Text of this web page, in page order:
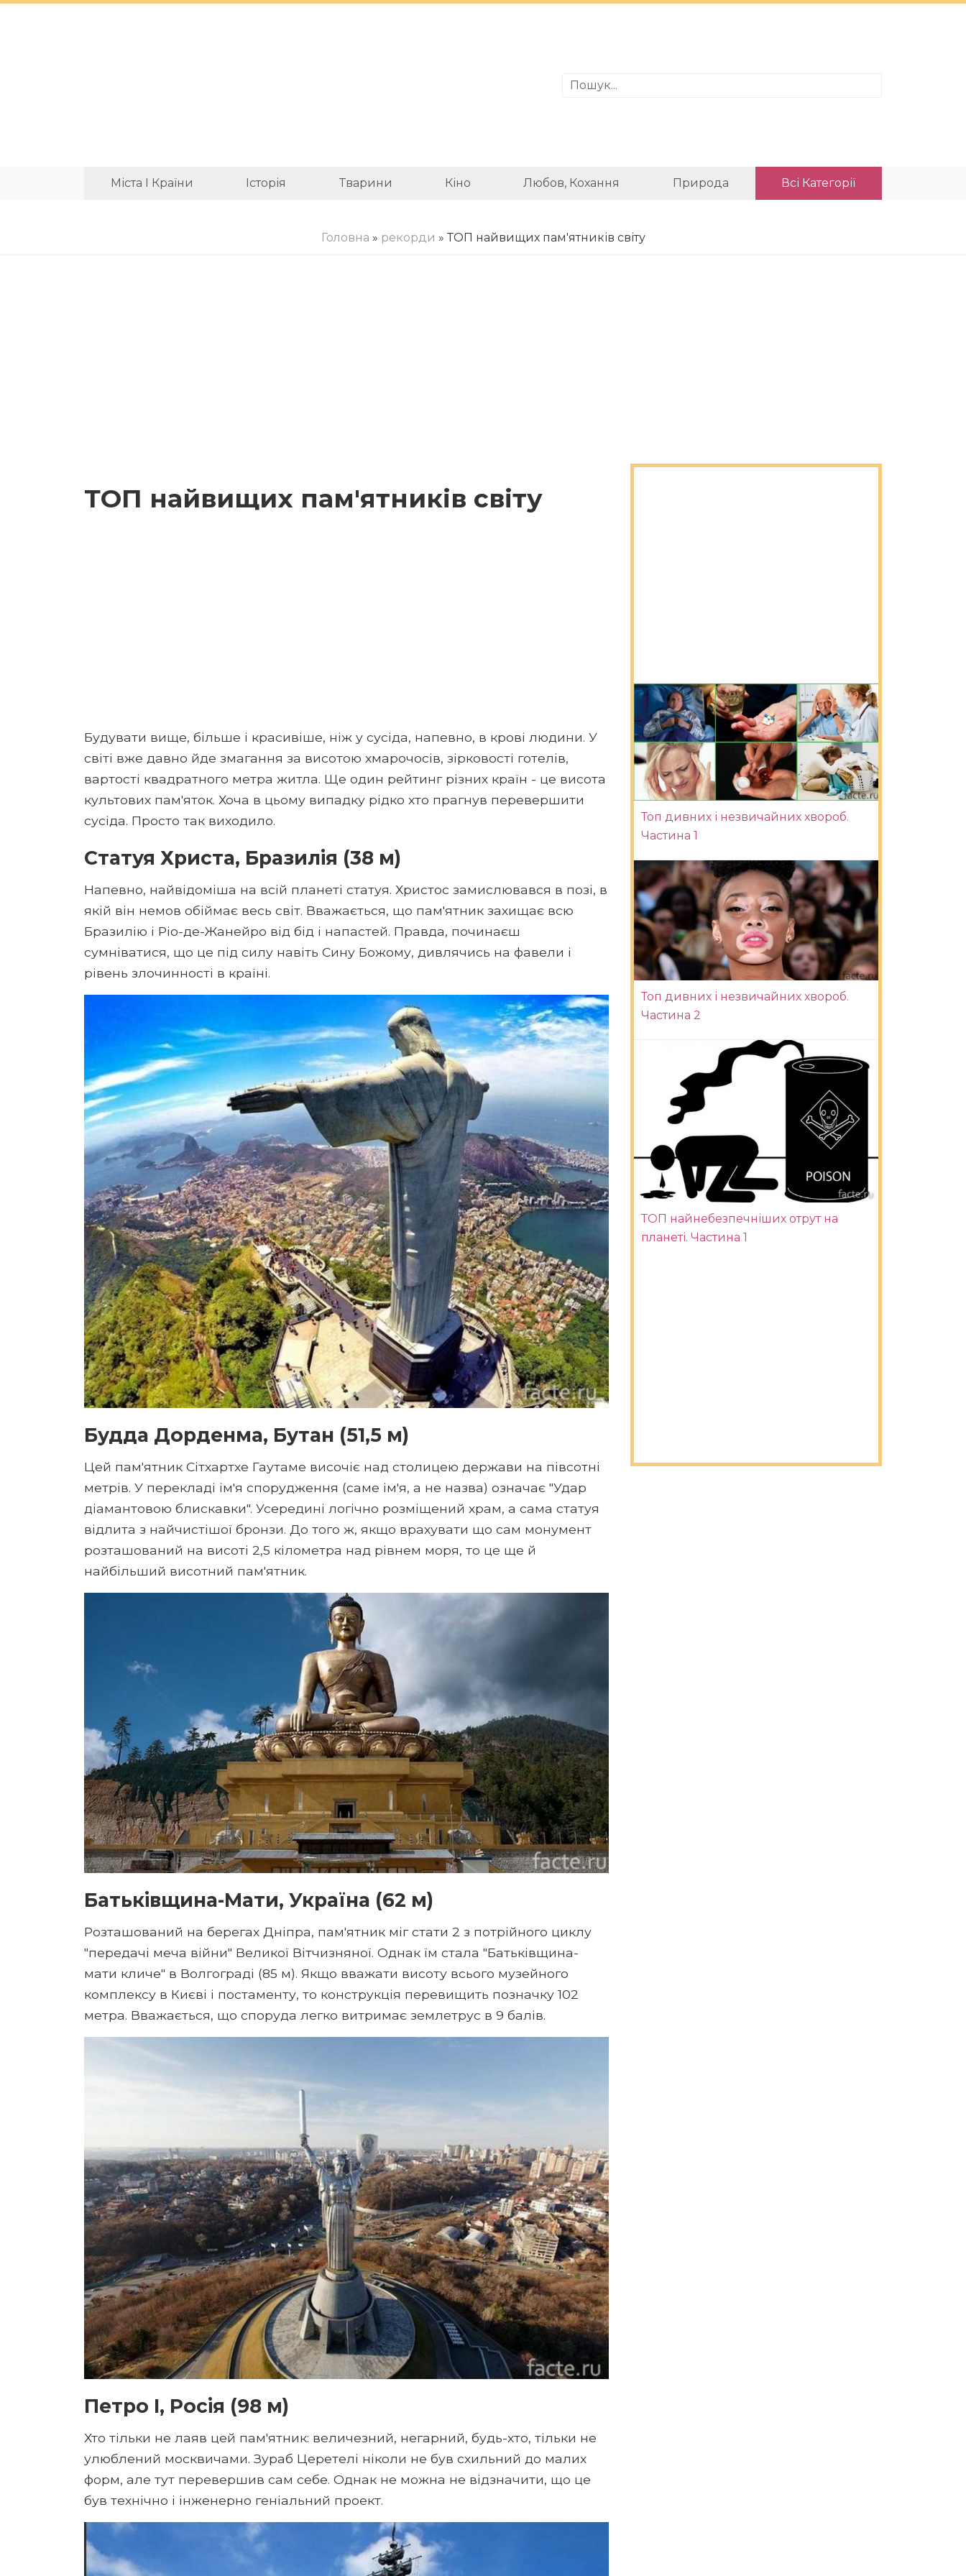
Міста І Країни Історія Тварини Кіно Любов, Кохання Природа Всі Категорії
Головна » рекорди » ТОП найвищих пам'ятників світу
ТОП найвищих пам'ятників світу
Будувати вище, більше і красивіше, ніж у сусіда, напевно, в крові людини. У
світі вже давно йде змагання за висотою хмарочосів, зірковості готелів,
вартості квадратного метра житла. Ще один рейтинг різних країн - це висота
культових пам'яток. Хоча в цьому випадку рідко хто прагнув перевершити
сусіда. Просто так виходило.
Статуя Христа, Бразилія (38 м)
Напевно, найвідоміша на всій планеті статуя. Христос замислювався в позі, в
якій він немов обіймає весь світ. Вважається, що пам'ятник захищає всю
Бразилію і Ріо-де-Жанейро від бід і напастей. Правда, починаєш
сумніватися, що це під силу навіть Сину Божому, дивлячись на фавели і
рівень злочинності в країні.
Будда Дорденма, Бутан (51,5 м)
Цей пам'ятник Сітхартхе Гаутаме височіє над столицею держави на півсотні
метрів. У перекладі ім'я спорудження (саме ім'я, а не назва) означає "Удар
діамантовою блискавки". Усередині логічно розміщений храм, а сама статуя
відлита з найчистішої бронзи. До того ж, якщо врахувати що сам монумент
розташований на висоті 2,5 кілометра над рівнем моря, то це ще й
найбільший висотний пам'ятник.
Батьківщина-Мати, Україна (62 м)
Розташований на берегах Дніпра, пам'ятник міг стати 2 з потрійного циклу
"передачі меча війни" Великої Вітчизняної. Однак їм стала "Батьківщина-
мати кличе" в Волгограді (85 м). Якщо вважати висоту всього музейного
комплексу в Києві і постаменту, то конструкція перевищить позначку 102
метра. Вважається, що споруда легко витримає землетрус в 9 балів.
Петро I, Росія (98 м)
Хто тільки не лаяв цей пам'ятник: величезний, негарний, будь-хто, тільки не
улюблений москвичами. Зураб Церетелі ніколи не був схильний до малих
форм, але тут перевершив сам себе. Однак не можна не відзначити, що це
був технічно і інженерно геніальний проект.
Топ дивних і незвичайних хвороб.
Частина 1
Топ дивних і незвичайних хвороб.
Частина 2
ТОП найнебезпечніших отрут на
планеті. Частина 1